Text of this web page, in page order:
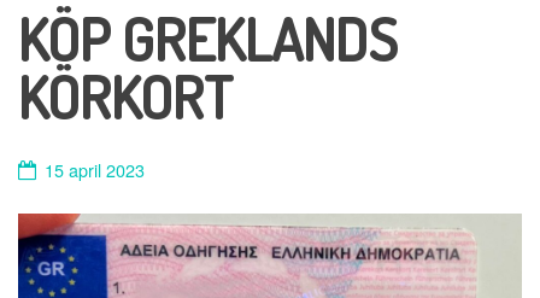
KÖP GREKLANDS
KÖRKORT
15 april 2023